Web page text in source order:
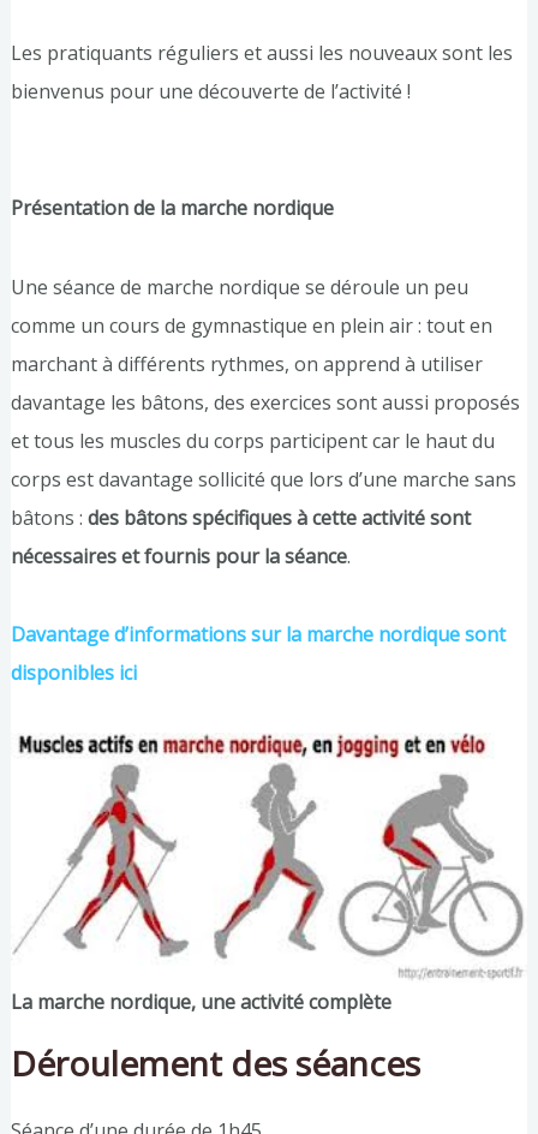
Les pratiquants réguliers et aussi les nouveaux sont les
bienvenus pour une découverte de l’activité !
Présentation de la marche nordique
Une séance de marche nordique se déroule un peu
comme un cours de gymnastique en plein air : tout en
marchant à différents rythmes, on apprend à utiliser
davantage les bâtons, des exercices sont aussi proposés
et tous les muscles du corps participent car le haut du
corps est davantage sollicité que lors d’une marche sans
bâtons : des bâtons spécifiques à cette activité sont
nécessaires et fournis pour la séance.
Davantage d’informations sur la marche nordique sont
disponibles ici
La marche nordique, une activité complète
Déroulement des séances